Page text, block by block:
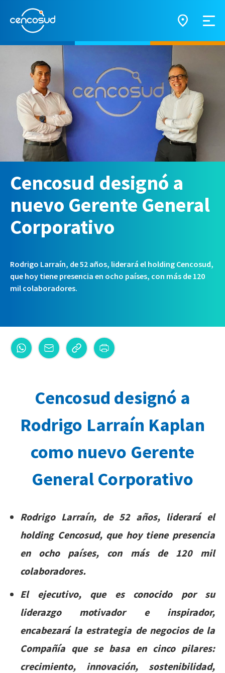
Cencosud designó a
nuevo Gerente General
Corporativo
Rodrigo Larraín, de 52 años, liderará el holding Cencosud,
que hoy tiene presencia en ocho países, con más de 120
mil colaboradores.
Cencosud designó a
Rodrigo Larraín Kaplan
como nuevo Gerente
General Corporativo
Rodrigo Larraín, de 52 años, liderará el
holding Cencosud, que hoy tiene presencia
en ocho países, con más de 120 mil
colaboradores.
El ejecutivo, que es conocido por su
liderazgo motivador e inspirador,
encabezará la estrategia de negocios de la
Compañía que se basa en cinco pilares:
crecimiento, innovación, sostenibilidad,